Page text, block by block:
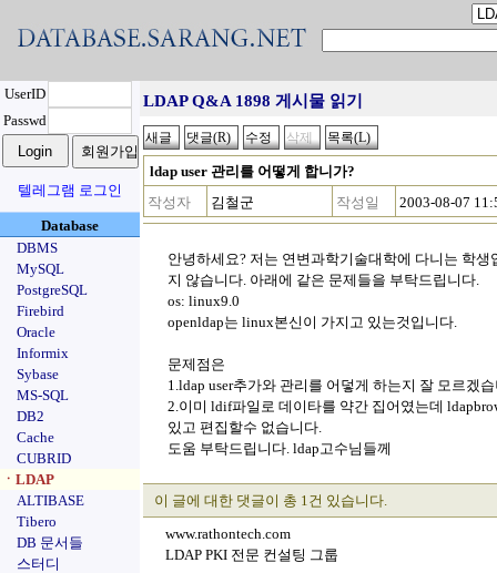
UserID
Passwd
텔레그램 로그인
Database
DBMS
MySQL
PostgreSQL
Firebird
Oracle
Informix
Sybase
MS-SQL
DB2
Cache
CUBRID
ㆍLDAP
ALTIBASE
Tibero
DB 문서들
스터디
LDAP Q&A 1898 게시물 읽기
ldap user 관리를 어떻게 합니가?
작성자
김철군 작성일 2003-08-07
안녕하세요? 저는 연변과학기술대학에 다니는 학
지 않습니다. 아래에 같은 문제들을 부탁드립니다.
os: linux9.0
openldap는 linux본신이 가지고 있는것입니다.
문제점은
1.ldap user추가와 관리를 어덯게 하는지 잘 모르겠
2.이미 ldif파일로 데이타를 약간 집어였는데
있고 편집할수 없습니다.
도움 부탁드립니다. ldap고수님들께
이 글에 대한 댓글이 총 1건 있습니다.
www.rathontech.com
LDAP PKI 전문 컨설팅 그룹